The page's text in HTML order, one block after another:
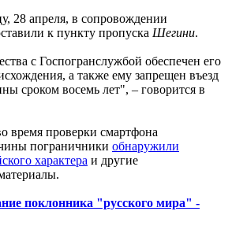
28 апреля, в сопровождении
к пункту пропуска Шегини.
с Госпогранслужбой обеспечен его
а также ему запрещен въезд
сроком восемь лет", – говорится в
время проверки смартфона
пограничники обнаружили
характера и другие
поклонника "русского мира" -